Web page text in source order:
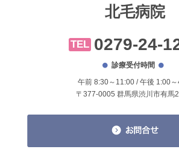
北毛病院
TEL 0279-24-
診療受付時間
午前 8:30～11:00 / 午後 1:00
〒377-0005 群馬県渋川市有馬